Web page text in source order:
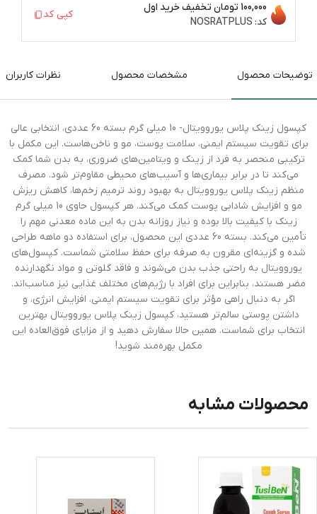
100,000 تومان
تخفیف خرید اول
کد: NOSRATPLUS
کپی کد
توضیحات محصول مشخصات محصول نظرات کاربران
کپسول زینک پلاس یوروویتال- 10 میلی گرم بسته 60 عددی، انتخابی عالی
برای تقویت سیستم ایمنی، سلامت پوست، مو و ناخن‌هاست. این مکمل با
ترکیبی منحصر به فرد از زینک و ویتامین‌های ضروری، به بدن شما کمک
می‌کند تا در برابر بیماری‌ها و آسیب‌های محیطی مقاوم‌تر شود. مصرف
منظم زینک پلاس یوروویتال به بهبود روند ترمیم زخم‌ها، کاهش ریزش
مو و افزایش شادابی پوست کمک می‌کند. هر کپسول حاوی 10 میلی گرم
زینک با کیفیت بالا بوده و نیاز روزانه بدن به این ماده معدنی مهم را
تأمین می‌کند. بسته 60 عددی این محصول، برای استفاده دو ماهه طراحی
شده و گزینه‌ای مقرون به صرفه برای حفظ سلامتی شماست. کپسول‌های
یوروویتال به راحتی جذب بدن می‌شوند و فاقد گلوتن و مواد نگهدارنده
مضر هستند، بنابراین برای افراد با رژیم‌های مختلف غذایی نیز مناسب‌اند.
اگر به دنبال راهی مؤثر برای تقویت سیستم ایمنی، افزایش انرژی، و
داشتن پوستی سالم‌تر هستید، کپسول زینک پلاس یوروویتال بهترین
انتخاب برای شماست. همین حالا سفارش دهید و از مزایای فوق‌العاده این
مکمل بهره‌مند شوید!
محصولات مشابه